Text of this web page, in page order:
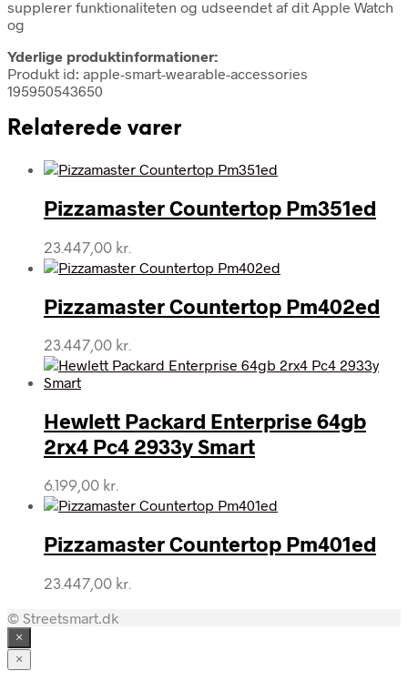
supplerer funktionaliteten og udseendet af dit Apple Watch
og
Yderlige produktinformationer:
Produkt id: apple-smart-wearable-accessories
195950543650
Relaterede varer
Pizzamaster Countertop Pm351ed
23.447,00 kr.
Pizzamaster Countertop Pm402ed
23.447,00 kr.
Hewlett Packard Enterprise 64gb
2rx4 Pc4 2933y Smart
6.199,00 kr.
Pizzamaster Countertop Pm401ed
23.447,00 kr.
© Streetsmart.dk
×
×